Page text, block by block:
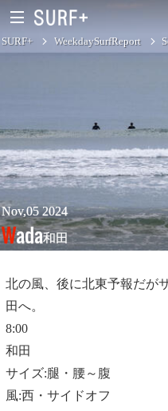
North Chiba
South Chiba
Unusually
Video Logs
SURF+ WeekdaySurfReport
Nov,05 2024
Wada和田
北の風、後に北東予報だが
田へ。
8:00
和田
サイズ:腿・腰～腹
風:西・サイドオフ